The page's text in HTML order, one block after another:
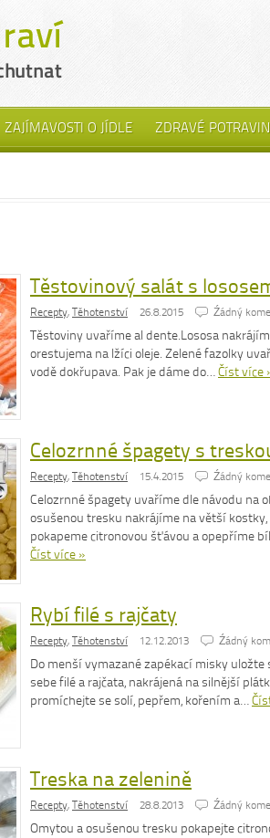
ZAJÍMAVOSTI O JÍDLE ZDRAVÉ
Těstovinový salát s
Recepty, Těhotenství 26.8.2015 Źádný
Těstoviny uvaříme al dente.Lososa
orestujema na lžíci oleje. Zelené fazolky
vodě dokřupava. Pak je dáme do…Číst více
Celozrnné špagety s
Recepty, Těhotenství 15.4.2015 Źádný
Celozrnné špagety uvaříme dle návodu na
osušenou tresku nakrájíme na větší kostky,
pokapeme citronovou šťávou a opepříme
Číst více »
Rybí filé s rajčaty
Recepty, Těhotenství 12.12.2013 Źádný
Do menší vymazané zapékací misky uložte
sebe filé a rajčata, nakrájená na silnější
promíchejte se solí, pepřem, kořením a…
Treska na zelenině
Recepty, Těhotenství 28.8.2013 Źádný
Omytou a osušenou tresku pokapejte
Dobrá rada
Nedaří se vám
zácpou a
Na tyto a